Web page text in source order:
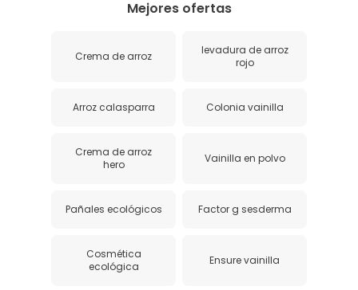
Mejores ofertas
Crema de arroz
levadura de arroz
rojo
Arroz calasparra Colonia vainilla
Crema de arroz
hero
Vainilla en polvo
Pañales ecológicos Factor g sesderma
Cosmética
ecológica
Ensure vainilla